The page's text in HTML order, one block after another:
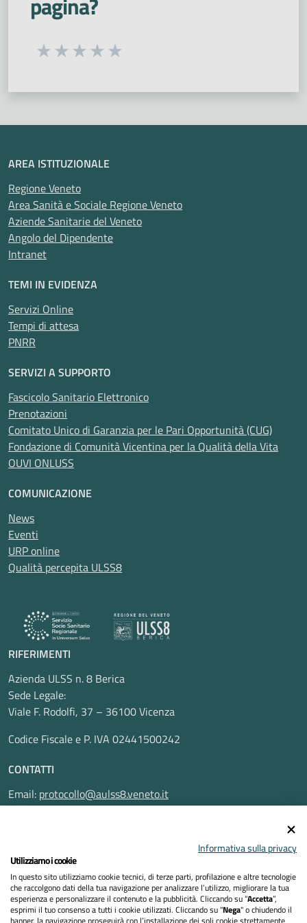
Urologia
Vaccinazioni
Seleziona una valutazione da 1 a 5 stelle
AREA ISTITUZIONALE
Regione Veneto
Area Sanità e Sociale Regione Veneto
Aziende Sanitarie del Veneto
Angolo del Dipendente
Intranet
TEMI IN EVIDENZA
Servizi Online
Tempi di attesa
PNRR
SERVIZI A SUPPORTO
Fascicolo Sanitario Elettronico
Prenotazioni
Comitato Unico di Garanzia per le Pari Opportunità (CUG)
Fondazione di Comunità Vicentina per la Qualità della Vita
OUVI ONLUSS
COMUNICAZIONE
News
Eventi
URP online
Qualità percepita ULSS8
RIFERIMENTI
Azienda ULSS n. 8 Berica
Sede Legale:
Viale F. Rodolfi, 37 – 36100 Vicenza
Codice Fiscale e P. IVA 02441500242
CONTATTI
Email: protocollo@aulss8.veneto.it
Pec:protocollo.aulss8@pecveneto.it
Privacy Policy
Informativa sulla privacy
Utilizziamo i cookie
In questo sito utilizziamo cookie tecnici, di terze parti, profilazione e altre tecnologie
che raccolgono dati della tua navigazione per analizzare l’utilizzo, migliorare la tua
esperienza e personalizzare il contenuto e la pubblicità. Cliccando su “Accetta”,
esprimi il tuo consenso a tutti i cookie utilizzati. Cliccando su "Nega" o chiudendo il